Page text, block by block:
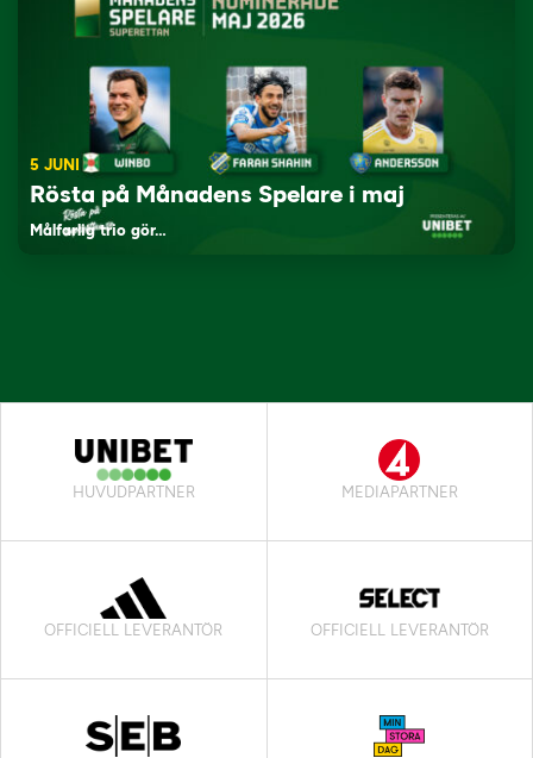
5 JUNI
Rösta på Månadens Spelare i maj
Målfarlig trio gör…
HUVUDPARTNER MEDIAPARTNER
OFFICIELL LEVERANTÖR OFFICIELL LEVERANTÖR